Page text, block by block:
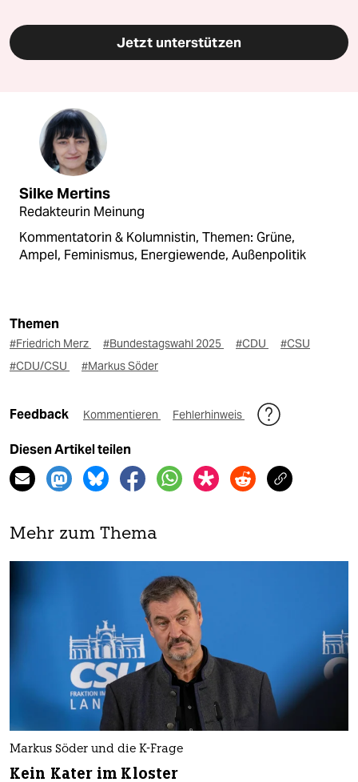
Jetzt unterstützen
Silke Mertins
Redakteurin Meinung
Kommentatorin & Kolumnistin, Themen: Grüne,
Ampel, Feminismus, Energiewende, Außenpolitik
Themen
#Friedrich Merz #Bundestagswahl 2025 #CDU
#CSU
#CDU/CSU
#Markus Söder
Feedback Kommentieren Fehlerhinweis
Diesen Artikel teilen
Mehr zum Thema
Markus Söder und die K-Frage
Kein Kater im Kloster